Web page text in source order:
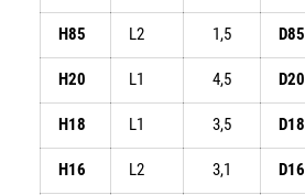
H85 L2 1,5 D85
H20 L1 4,5 D20
H18 L1 3,5 D18
H16 L2 3,1 D16